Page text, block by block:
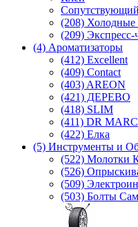
(208) Холодные
(209) Экспреcс-
(4) Ароматизаторы
(412) Excellent
(409) Contact
(403) AREON
(421) ДЕРЕВО
(418) SLIM
(411) DR
(422) Елка
(5) Инструменты и
(522) Молотки
(526)
(509)
(503) Болты